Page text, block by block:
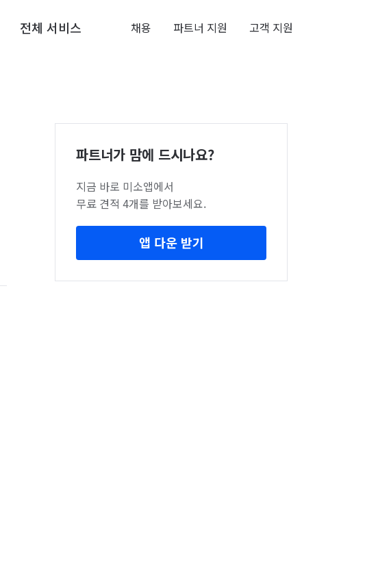
전체 서비스 채용 파트너 지원 고객 지원
파트너가 맘에 드시나요?
지금 바로 미소앱에서
무료 견적 4개를 받아보세요.
앱 다운 받기